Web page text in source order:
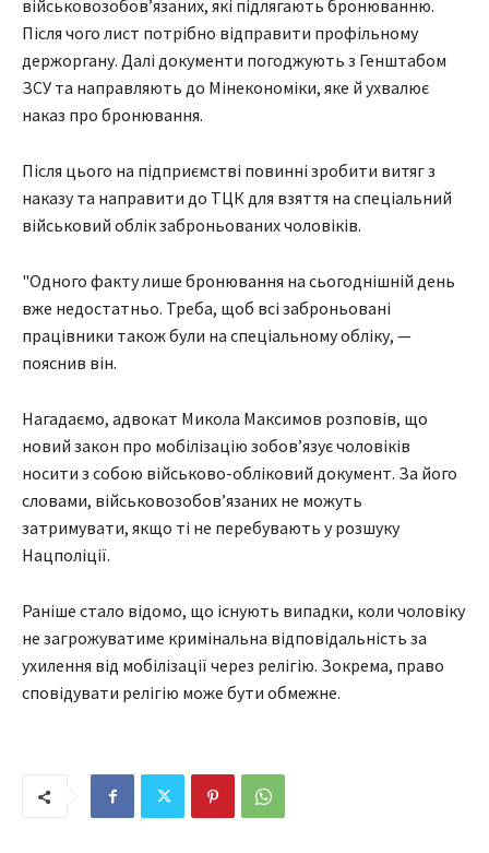
військовозобовʼязаних, які підлягають бронюванню.
Після чого лист потрібно відправити профільному
держоргану. Далі документи погоджують з Генштабом
ЗСУ та направляють до Мінекономіки, яке й ухвалює
наказ про бронювання.
Після цього на підприємстві повинні зробити витяг з
наказу та направити до ТЦК для взяття на спеціальний
військовий облік заброньованих чоловіків.
"Одного факту лише бронювання на сьогоднішній день
вже недостатньо. Треба, щоб всі заброньовані
працівники також були на спеціальному обліку, —
пояснив він.
Нагадаємо, адвокат Микола Максимов розповів, що
новий закон про мобілізацію зобовʼязує чоловіків
носити з собою військово-обліковий документ. За його
словами, військовозобовʼязаних не можуть
затримувати, якщо ті не перебувають у розшуку
Нацполіції.
Раніше стало відомо, що існують випадки, коли чоловіку
не загрожуватиме кримінальна відповідальність за
ухилення від мобілізації через релігію. Зокрема, право
сповідувати релігію може бути обмежне.